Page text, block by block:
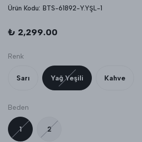
Ürün Kodu: BTS-61892-Y.YŞL-1
₺ 2,299.00
Renk
Sarı Yağ Yeşili Kahve
Beden
1 2